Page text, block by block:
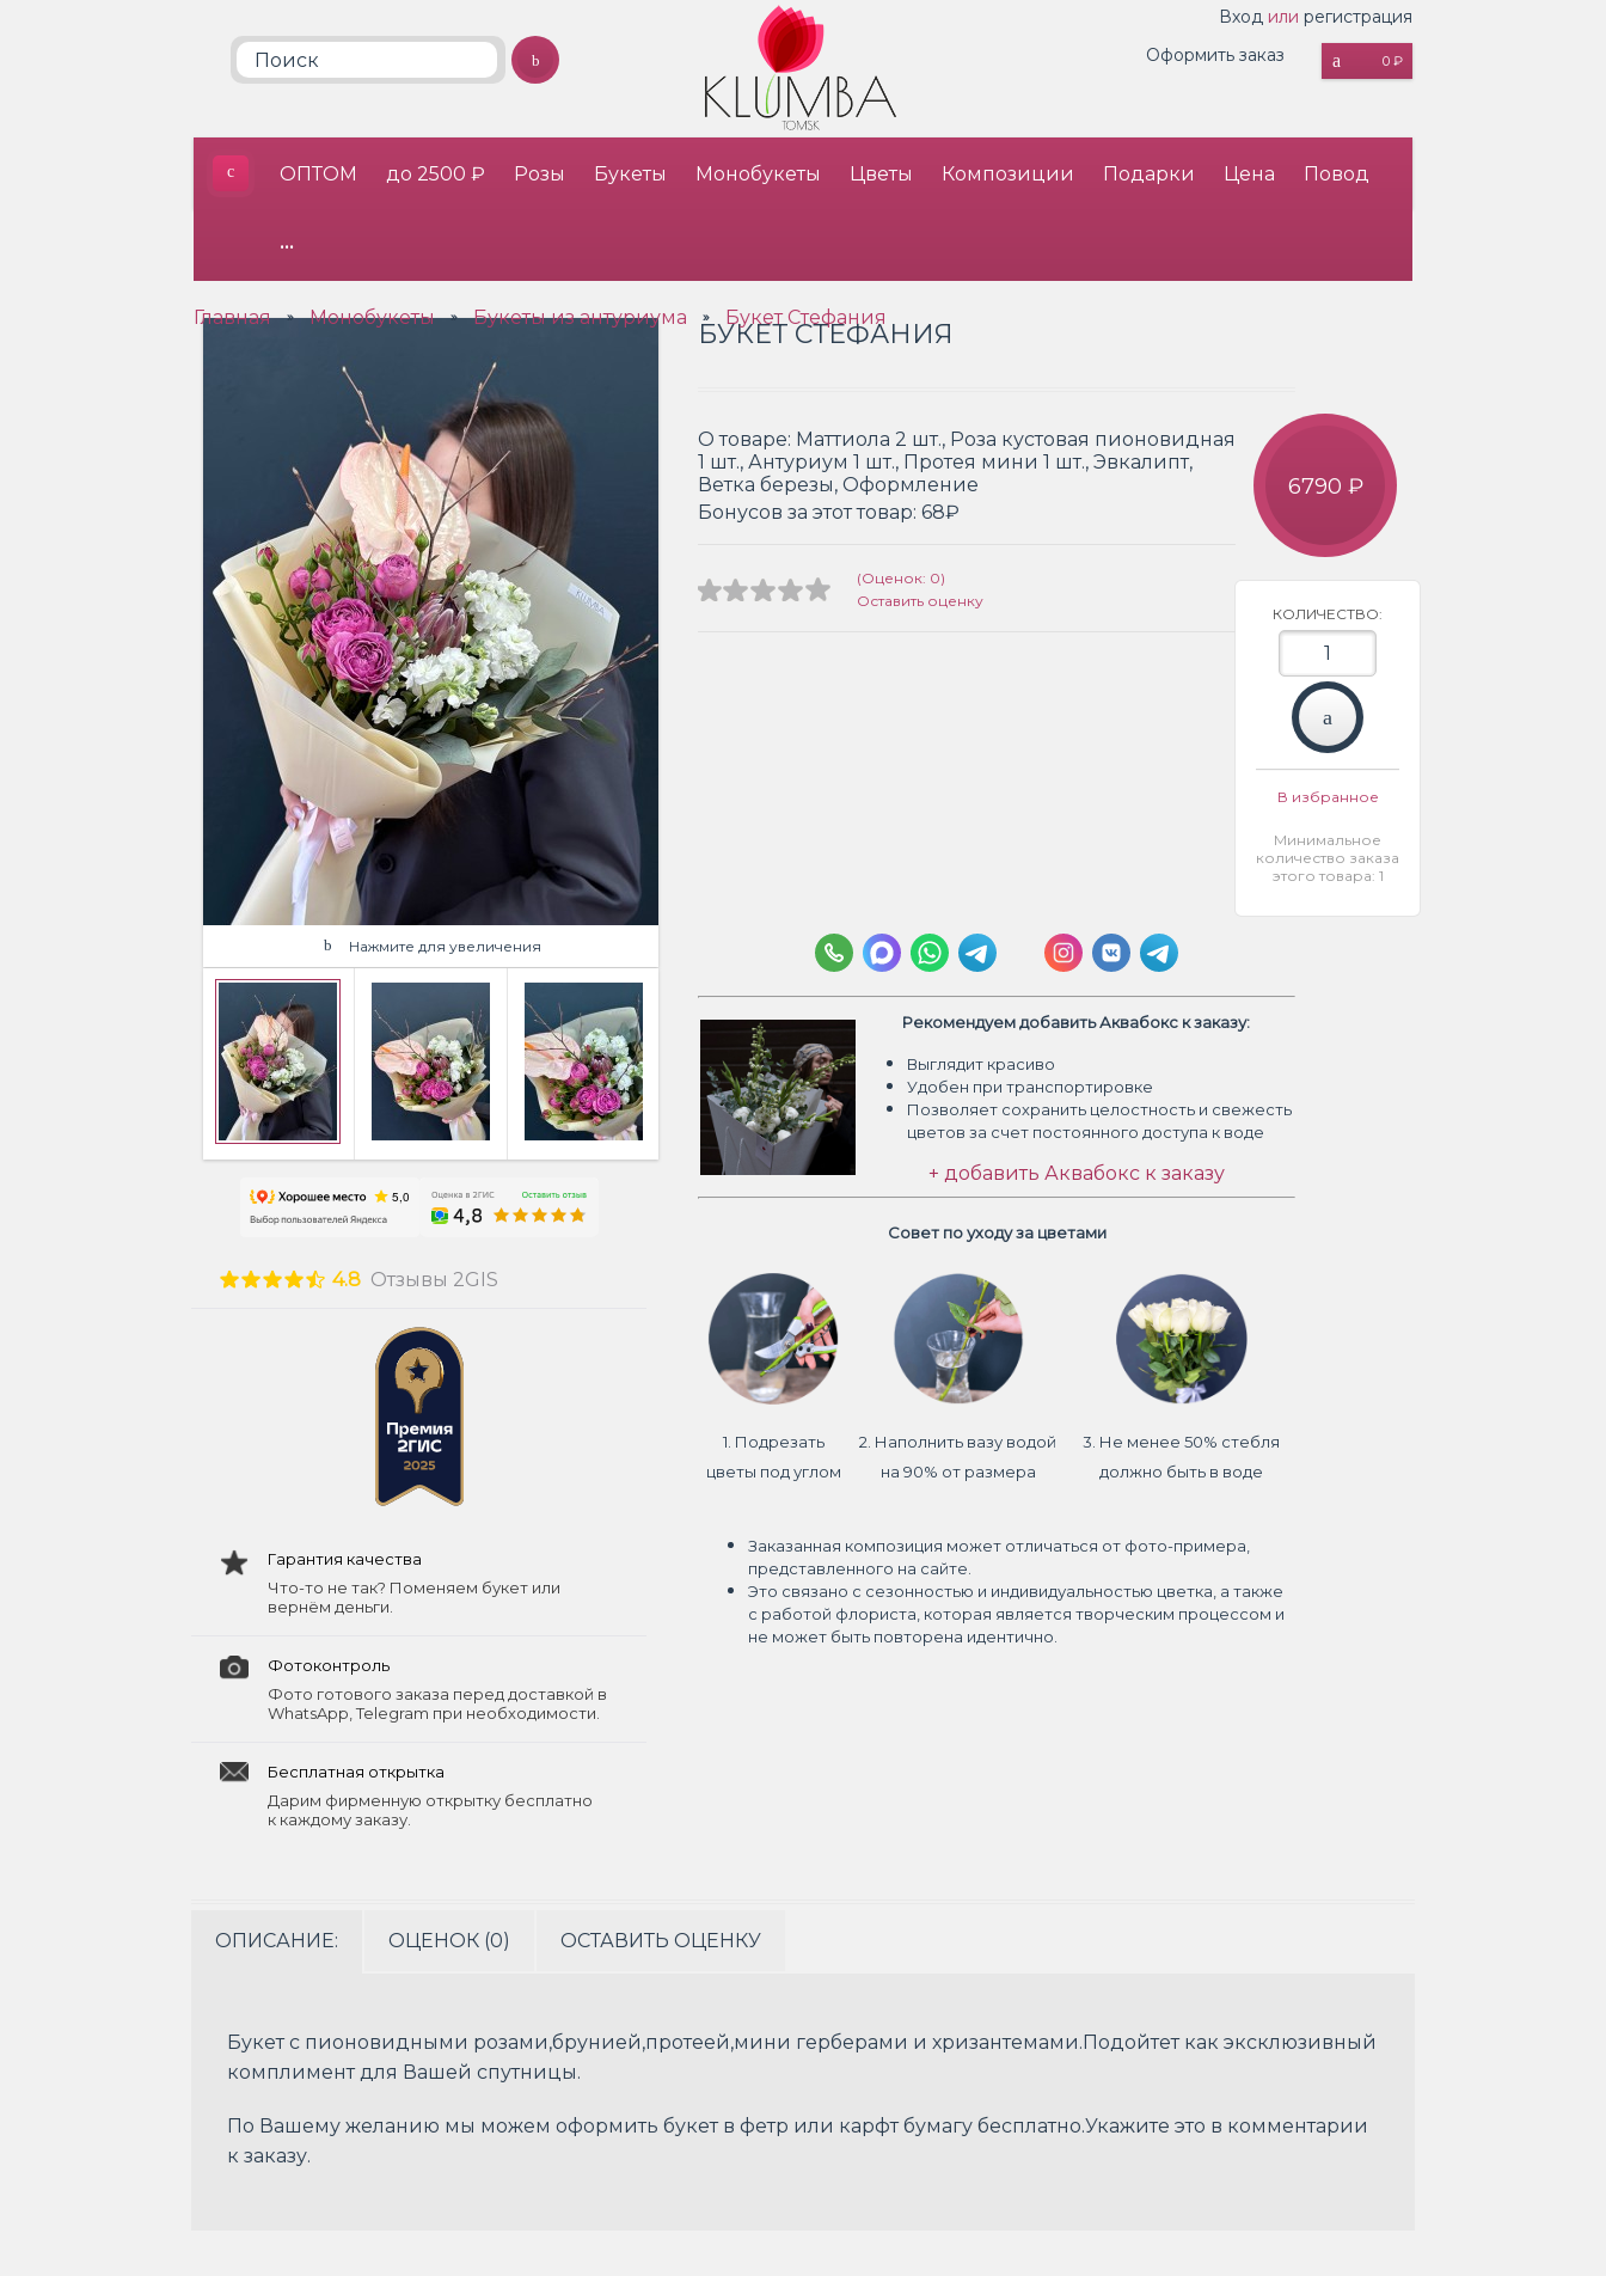
Вход или регистрация
0 ₽
Оформить заказ
ОПТОМ до 2500 ₽ Розы Букеты Монобукеты Цветы Композиции Подарки Цена Повод
•••
Главная » Монобукеты » Букеты из антуриума » Букет Стефания
Нажмите для увеличения
4.8 Отзывы 2GIS
Гарантия качества
Что-то не так? Поменяем букет или
вернём деньги.
Фотоконтроль
Фото готового заказа перед доставкой в
WhatsApp, Telegram при необходимости.
Бесплатная открытка
Дарим фирменную открытку бесплатно
к каждому заказу.
БУКЕТ СТЕФАНИЯ
О товаре: Маттиола 2 шт., Роза кустовая пионовидная
1 шт., Антуриум 1 шт., Протея мини 1 шт., Эвкалипт,
Ветка березы, Оформление
Бонусов за этот товар: 68₽
(Оценок: 0)
Оставить оценку
6790 ₽
КОЛИЧЕСТВО:
В избранное
Минимальное
количество заказа
этого товара: 1
Рекомендуем добавить Аквабокс к заказу:
Выглядит красиво
Удобен при транспортировке
Позволяет сохранить целостность и свежесть
цветов за счет постоянного доступа к воде
+ добавить Аквабокс к заказу
Совет по уходу за цветами
1. Подрезать
цветы под углом
2. Наполнить вазу водой
на 90% от размера
3. Не менее 50% стебля
должно быть в воде
Заказанная композиция может отличаться от фото-примера,
представленного на сайте.
Это связано с сезонностью и индивидуальностью цветка, а также
с работой флориста, которая является творческим процессом и
не может быть повторена идентично.
ОПИСАНИЕ: ОЦЕНОК (0) ОСТАВИТЬ ОЦЕНКУ
Букет с пионовидными розами,брунией,протеей,мини герберами и хризантемами.Подойтет как эксклюзивный
комплимент для Вашей спутницы.
По Вашему желанию мы можем оформить букет в фетр или карфт бумагу бесплатно.Укажите это в комментарии
к заказу.